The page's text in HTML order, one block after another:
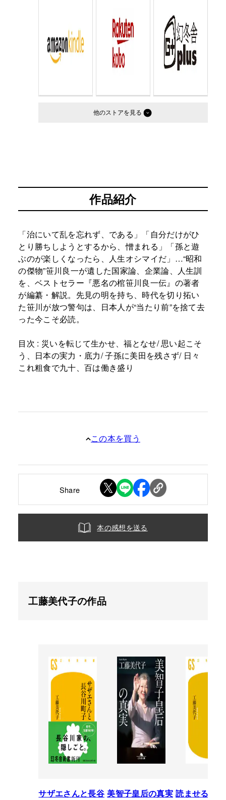
他のストア
作品紹介
「治にいて乱を忘れず、である」「自分だけがひ
とり勝ちしようとするから、憎まれる」「孫と遊
ぶのが楽しくなったら、人生オシマイだ」…“昭和
の傑物”笹川良一が遺した国家論、企業論、人生訓
を、ベストセラー『悪名の棺笹川良一伝』の著者
が編纂・解説。先見の明を持ち、時代を切り拓い
た笹川が放つ警句は、日本人が“当たり前”を捨て去
った今こそ必読。
目次 : 災いを転じて生かせ、福となせ/ 思い起こそ
う、日本の実力・底力/ 子孫に美田を残さず/ 日々
これ粗食で九十、百は働き盛り
この本を買う
Share
本の感想を送る
工藤美代子の作品
サザエさんと長谷 美智子皇后の真実 読ませる自